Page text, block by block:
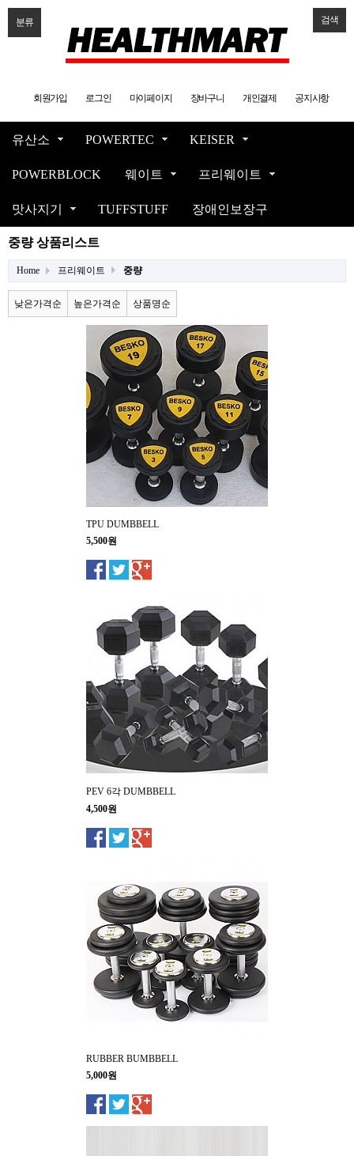
분류 검색
회원가입 로그인 마이페이지 장바구니 개인결제 공지사항
유산소 POWERTEC KEISER
POWERBLOCK 웨이트 프리웨이트
맛사지기 TUFFSTUFF 장애인보장구
중량 상품리스트
Home 프리웨이트 중량
낮은가격순 높은가격순 상품명순
TPU DUMBBELL
5,500원
PEV 6각 DUMBBELL
4,500원
RUBBER BUMBBELL
5,000원